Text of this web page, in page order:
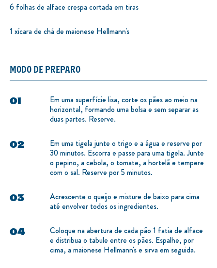
6 folhas de alface crespa cortada em tiras
1 xícara de chá de maionese Hellmann's
MODO DE PREPARO
Em uma superfície lisa, corte os pães ao meio na
horizontal, formando uma bolsa e sem separar as
duas partes. Reserve.
Em uma tigela junte o trigo e a água e reserve por
30 minutos. Escorra e passe para uma tigela. Junte
o pepino, a cebola, o tomate, a hortelã e tempere
com o sal. Reserve por 5 minutos.
Acrescente o queijo e misture de baixo para cima
até envolver todos os ingredientes.
Coloque na abertura de cada pão 1 fatia de alface
e distribua o tabule entre os pães. Espalhe, por
cima, a maionese Hellmann's e sirva em seguida.